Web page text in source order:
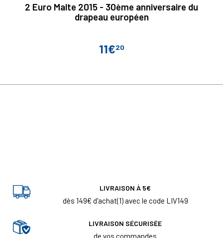
2 Euro Malte 2015 - 30ème anniversaire du
drapeau européen
Prix
11€20
LIVRAISON À 5€
dès 149€ d'achat(1) avec le code LIV149
LIVRAISON SÉCURISÉE